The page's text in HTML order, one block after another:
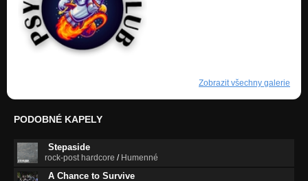
Zobrazit všechny galerie
PODOBNÉ KAPELY
Stepaside
rock-post hardcore / Humenné
A Chance to Survive